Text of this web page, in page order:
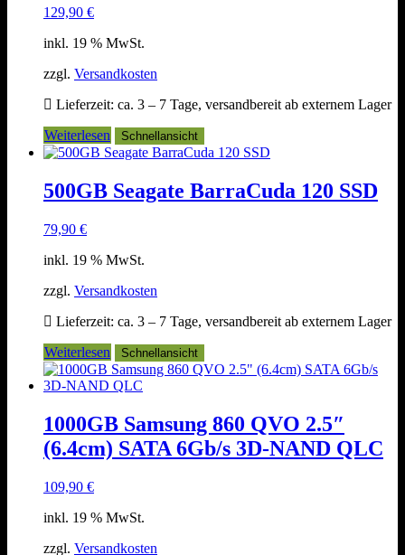
129,90 €
inkl. 19 % MwSt.
zzgl. Versandkosten
Lieferzeit: ca. 3 – 7 Tage, versandbereit ab externem Lager
Weiterlesen
Schnellansicht
500GB Seagate BarraCuda 120 SSD
79,90 €
inkl. 19 % MwSt.
zzgl. Versandkosten
Lieferzeit: ca. 3 – 7 Tage, versandbereit ab externem Lager
Weiterlesen
Schnellansicht
1000GB Samsung 860 QVO 2.5″
(6.4cm) SATA 6Gb/s 3D-NAND QLC
109,90 €
inkl. 19 % MwSt.
zzgl. Versandkosten